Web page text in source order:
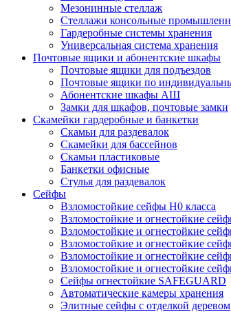
Мезонинные стеллаж
Стеллажи консольные
Гардеробные системы хранения
Универсальная система хранения
Почтовые ящики и абонентские шкафы
Почтовые ящики для подъездов
Почтовые ящики по
Абонентские шкафы АШ
Замки для шкафов, почтовые замки
Скамейки гардеробные и банкетки
Скамьи для раздевалок
Скамейки для бассейнов
Скамьи пластиковые
Банкетки офисные
Стулья для раздевалок
Сейфы
Взломостойкие сейфы H0 класса
Взломостойкие и огнестойкие
Взломостойкие и огнестойкие
Взломостойкие и огнестойкие
Взломостойкие и огнестойкие
Взломостойкие и огнестойкие
Сейфы огнестойкие SAFEGUARD
Автоматические камеры хранения
Элитные сейфы с отделкой деревом